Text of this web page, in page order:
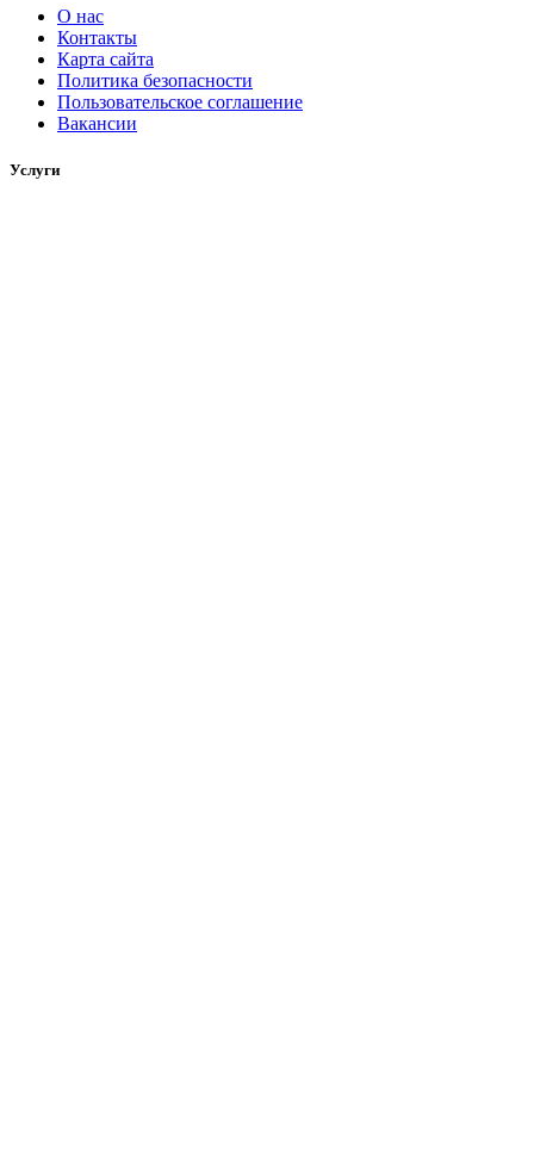
О нас
Контакты
Карта сайта
Политика безопасности
Пользовательское соглашение
Вакансии
Услуги